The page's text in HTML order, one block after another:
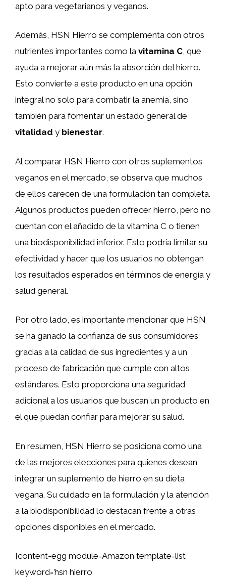
apto para vegetarianos y veganos.
Además, HSN Hierro se complementa con otros
nutrientes importantes como la vitamina C, que
ayuda a mejorar aún más la absorción del hierro.
Esto convierte a este producto en una opción
integral no solo para combatir la anemia, sino
también para fomentar un estado general de
vitalidad y bienestar.
Al comparar HSN Hierro con otros suplementos
veganos en el mercado, se observa que muchos
de ellos carecen de una formulación tan completa.
Algunos productos pueden ofrecer hierro, pero no
cuentan con el añadido de la vitamina C o tienen
una biodisponibilidad inferior. Esto podría limitar su
efectividad y hacer que los usuarios no obtengan
los resultados esperados en términos de energía y
salud general.
Por otro lado, es importante mencionar que HSN
se ha ganado la confianza de sus consumidores
gracias a la calidad de sus ingredientes y a un
proceso de fabricación que cumple con altos
estándares. Esto proporciona una seguridad
adicional a los usuarios que buscan un producto en
el que puedan confiar para mejorar su salud.
En resumen, HSN Hierro se posiciona como una
de las mejores elecciones para quienes desean
integrar un suplemento de hierro en su dieta
vegana. Su cuidado en la formulación y la atención
a la biodisponibilidad lo destacan frente a otras
opciones disponibles en el mercado.
[content-egg module=Amazon template=list
keyword=’hsn hierro